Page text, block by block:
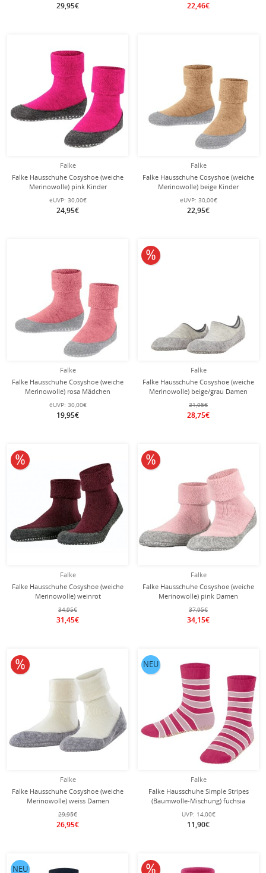
29,95€ 22,46€
Falke
Falke Hausschuhe Cosyshoe (weiche
Merinowolle) pink Kinder
eUVP: 30,00€
24,95€
Falke
Falke Hausschuhe Cosyshoe (weiche
Merinowolle) beige Kinder
eUVP: 30,00€
22,95€
Falke
Falke Hausschuhe Cosyshoe (weiche
Merinowolle) rosa Mädchen
eUVP: 30,00€
19,95€
Falke
Falke Hausschuhe Cosyshoe (weiche
Merinowolle) beige/grau Damen
31,95€
28,75€
10% reduziert
Falke
Falke Hausschuhe Cosyshoe (weiche
Merinowolle) weinrot
Damen/Herren
34,95€
31,45€
10% reduziert
Falke
Falke Hausschuhe Cosyshoe (weiche
Merinowolle) pink Damen
37,95€
34,15€
10% reduziert
Falke
Falke Hausschuhe Cosyshoe (weiche
Merinowolle) weiss Damen
29,95€
26,95€
10% reduziert
Falke
Falke Hausschuhe Simple Stripes
(Baumwolle-Mischung) fuchsia
Kinder
UVP: 14,00€
11,90€
NEU
NEU 10% reduziert